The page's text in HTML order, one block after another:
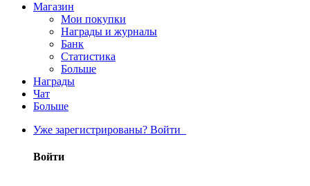
Магазин
Мои покупки
Награды и журналы
Банк
Статистика
Больше
Награды
Чат
Больше
Уже зарегистрированы? Войти
Войти